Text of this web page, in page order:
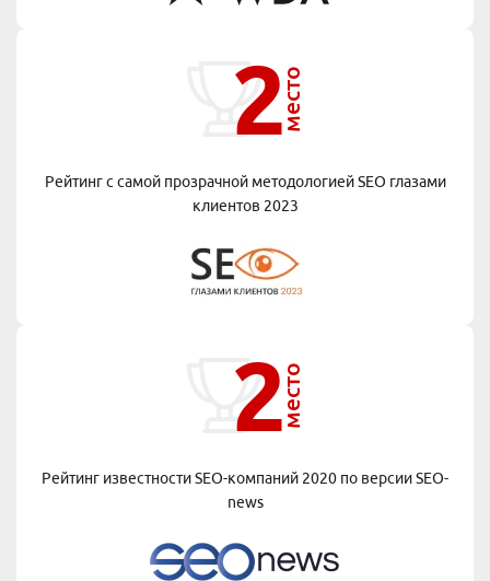
2место
Рейтинг с самой прозрачной методологиейSEO глазами
клиентов 2023
2место
Рейтинг известности SEO-компаний 2020 по версииSEO-
news